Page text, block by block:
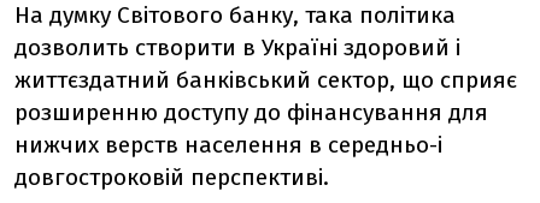
На думку Світового банку, така політика
дозволить створити в Україні здоровий і
життєздатний банківський сектор, що сприяє
розширенню доступу до фінансування для
нижчих верств населення в середньо-і
довгостроковій перспективі.